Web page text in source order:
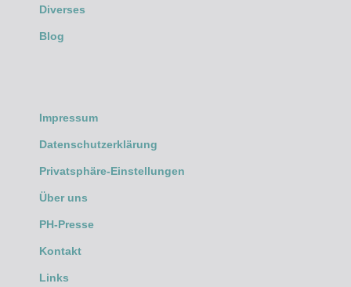
Diverses
Blog
Impressum
Datenschutzerklärung
Privatsphäre-Einstellungen
Über uns
PH-Presse
Kontakt
Links